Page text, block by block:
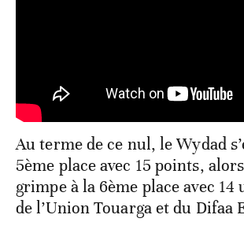
Au terme de ce nul, le Wydad
5ème place avec 15 points,
grimpe à la 6ème place avec 14
de l’Union Touarga et du Difaa